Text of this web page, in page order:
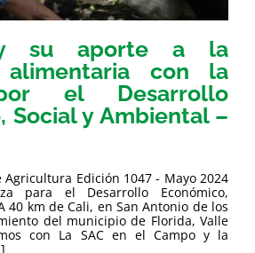
y su aporte a la
alimentaria con la
el Desarrollo
Social y Ambiental –
Agricultura Edición 1047 - Mayo 2024
para el Desarrollo Económico,
40 km de Cali, en San Antonio de los
del municipio de Florida, Valle
con La SAC en el Campo y la